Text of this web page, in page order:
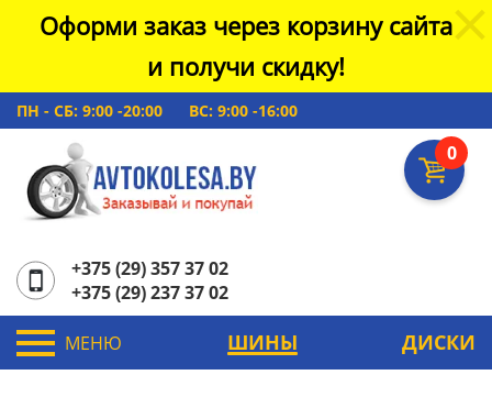
Оформи заказ через корзину сайта
и получи скидку!
ПН - СБ: 9:00 -20:00 ВС: 9:00 -16:00
0
+375 (29) 357 37 02
+375 (29) 237 37 02
МЕНЮ ШИНЫ ДИСКИ